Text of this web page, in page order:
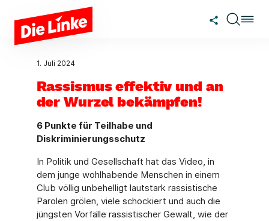
Zum Hauptinhalt springen
1. Juli 2024
Rassismus effektiv und an
der Wurzel bekämpfen!
6 Punkte für Teilhabe und
Diskriminierungsschutz
In Politik und Gesellschaft hat das Video, in
dem junge wohlhabende Menschen in einem
Club völlig unbehelligt lautstark rassistische
Parolen grölen, viele schockiert und auch die
jüngsten Vorfälle rassistischer Gewalt, wie der